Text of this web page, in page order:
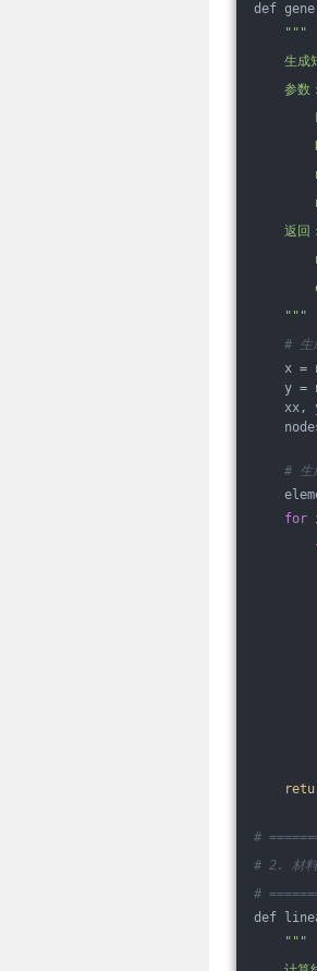
def
"" "
生成矩
参数：
L :
H :
nx :
ny :
返回：
nodes
" ""
# 生
x =
y =
xx, yy
nodes
# 生
for
n0
n1
n2 =
n3
#
# 2. 材
#
def
"" "